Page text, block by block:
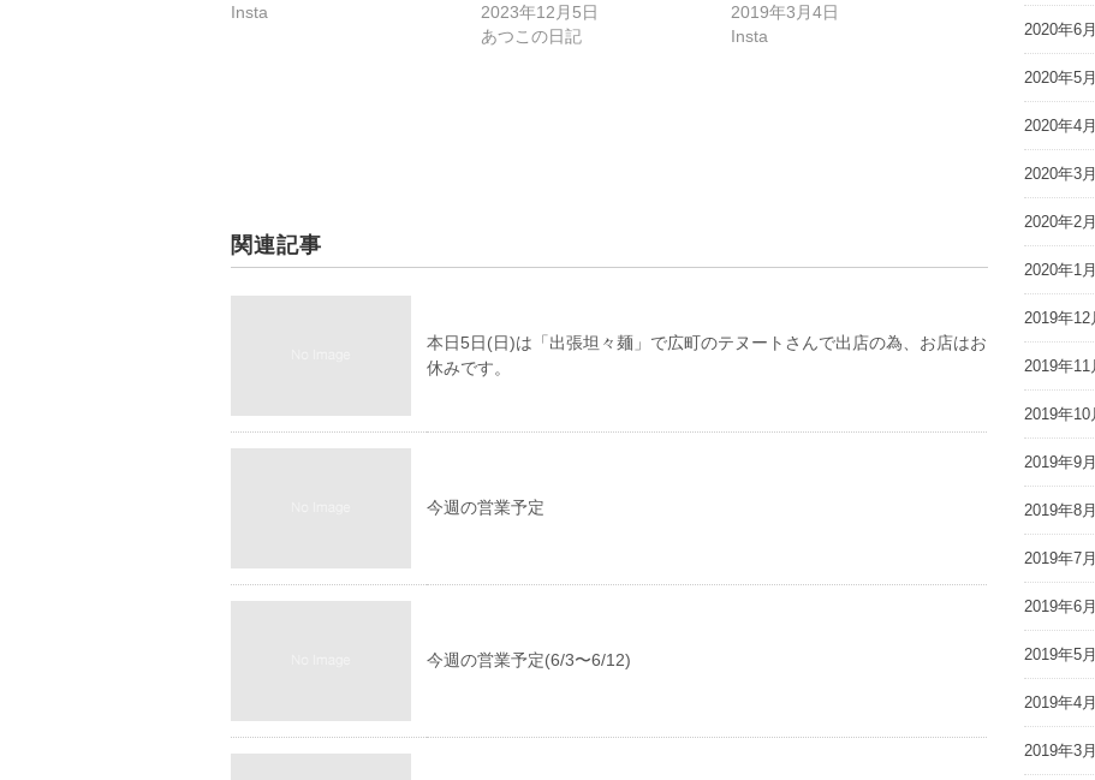
Insta
2023年12月5日
あつこの日記
2019年3月4日
Insta
関連記事
本日5日(日)は「出張坦々麺」で広町のテヌートさんで出店の為、お店はお
休みです。
今週の営業予定
今週の営業予定(6/3〜6/12)
2020年6月
2020年5月
2020年4月
2020年3月
2020年2月
2020年1月
2019年12
2019年11
2019年10
2019年9月
2019年8月
2019年7月
2019年6月
2019年5月
2019年4月
2019年3月